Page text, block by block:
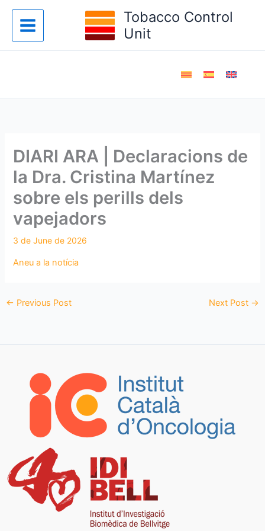
content
Tobacco Control
Unit
DIARI ARA | Declaracions de
la Dra. Cristina Martínez
sobre els perills dels
vapejadors
Aneu a la notícia
← Previous Post Next Post →